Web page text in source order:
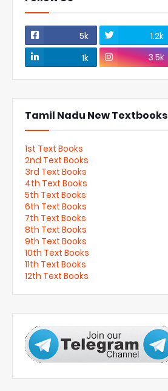
5k 1.2k
1k
3.5k
Tamil Nadu New Textbooks
1st Text Books
2nd Text Books
3rd Text Books
4th Text Books
5th Text Books
6th Text Books
7th Text Books
8th Text Books
9th Text Books
10th Text Books
11th Text Books
12th Text Books